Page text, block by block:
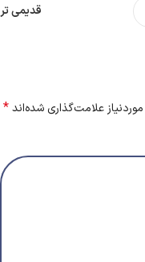
قدیمی تر
علامت‌گذاری شده‌اند*